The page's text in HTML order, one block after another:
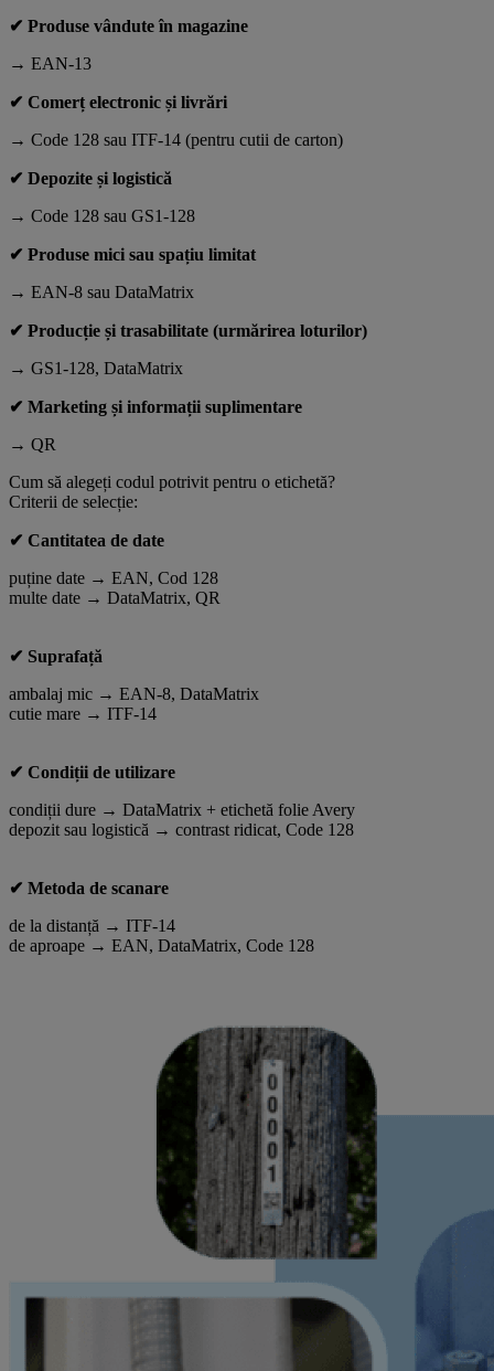
✔ Produse vândute în magazine
→ EAN-13
✔ Comerț electronic și livrări
→ Code 128 sau ITF-14 (pentru cutii de carton)
✔ Depozite și logistică
→ Code 128 sau GS1-128
✔ Produse mici sau spațiu limitat
→ EAN-8 sau DataMatrix
✔ Producție și trasabilitate (urmărirea loturilor)
→ GS1-128, DataMatrix
✔ Marketing și informații suplimentare
→ QR
Cum să alegeți codul potrivit pentru o etichetă?
Criterii de selecție:
✔ Cantitatea de date
puține date → EAN, Cod 128
multe date → DataMatrix, QR
✔ Suprafață
ambalaj mic → EAN-8, DataMatrix
cutie mare → ITF-14
✔ Condiții de utilizare
condiții dure → DataMatrix + etichetă folie Avery
depozit sau logistică → contrast ridicat, Code 128
✔ Metoda de scanare
de la distanță → ITF-14
de aproape → EAN, DataMatrix, Code 128